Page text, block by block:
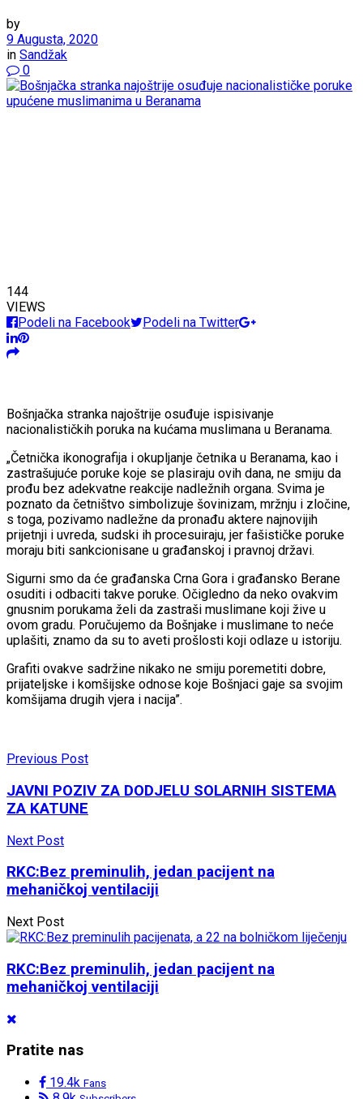
by
9 Augusta, 2020
in Sandžak
0
144
VIEWS
Podeli na Facebook
Podeli na Twitter
Bošnjačka stranka najoštrije osuđuje ispisivanje
nacionalističkih poruka na kućama muslimana u Beranama.
„Četnička ikonografija i okupljanje četnika u Beranama, kao i
zastrašujuće poruke koje se plasiraju ovih dana, ne smiju da
prođu bez adekvatne reakcije nadležnih organa. Svima je
poznato da četništvo simbolizuje šovinizam, mržnju i zločine,
s toga, pozivamo nadležne da pronađu aktere najnovijih
prijetnji i uvreda, sudski ih procesuiraju, jer fašističke poruke
moraju biti sankcionisane u građanskoj i pravnoj državi.
Sigurni smo da će građanska Crna Gora i građansko Berane
osuditi i odbaciti takve poruke. Očigledno da neko ovakvim
gnusnim porukama želi da zastraši muslimane koji žive u
ovom gradu. Poručujemo da Bošnjake i muslimane to neće
uplašiti, znamo da su to aveti prošlosti koji odlaze u istoriju.
Grafiti ovakve sadržine nikako ne smiju poremetiti dobre,
prijateljske i komšijske odnose koje Bošnjaci gaje sa svojim
komšijama drugih vjera i nacija”.
Previous Post
JAVNI POZIV ZA DODJELU SOLARNIH SISTEMA
ZA KATUNE
Next Post
RKC:Bez preminulih, jedan pacijent na
mehaničkoj ventilaciji
Next Post
RKC:Bez preminulih, jedan pacijent na
mehaničkoj ventilaciji
Pratite nas
19.4k Fans